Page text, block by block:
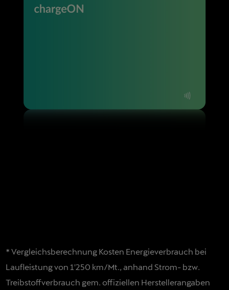
* Vergleichsberechnung Kosten Energieverbrauch bei
Laufleistung von 1'250 km/Mt., anhand Strom- bzw.
Treibstoffverbrauch gem. offiziellen Herstellerangaben